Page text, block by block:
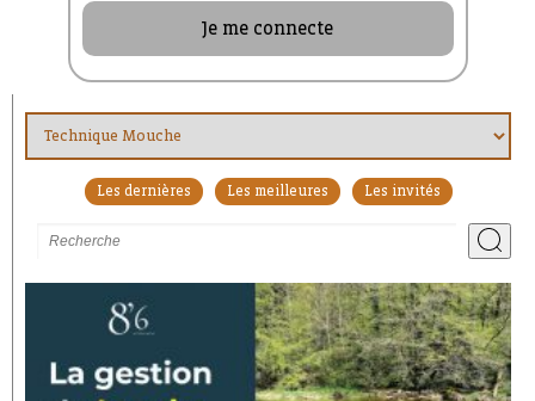
Je me connecte
Les dernières Les meilleures Les invités